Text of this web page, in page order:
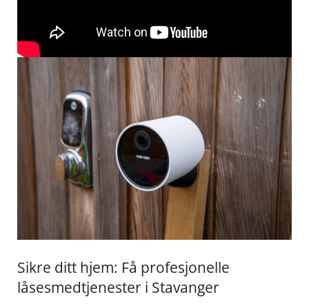
Sikre ditt hjem: Få profesjonelle⁤
låsesmedtjenester i Stavanger